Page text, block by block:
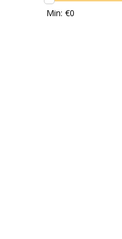
Min: €0